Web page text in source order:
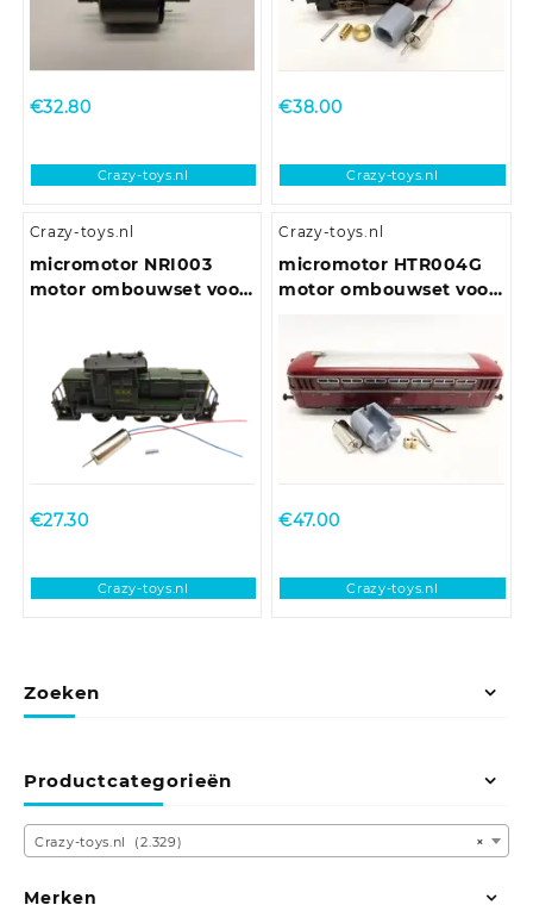
€32.80
Crazy-toys.nl
€38.00
Crazy-toys.nl
Crazy-toys.nl
micromotor NRI003
motor ombouwset voor
€27.30
Crazy-toys.nl
Crazy-toys.nl
micromotor HTR004G
motor ombouwset voor
€47.00
Crazy-toys.nl
Zoeken
Productcategorieën
×
Crazy-toys.nl (2.329)
Merken